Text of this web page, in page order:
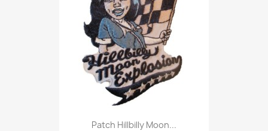
Patch Hillbilly Moon...